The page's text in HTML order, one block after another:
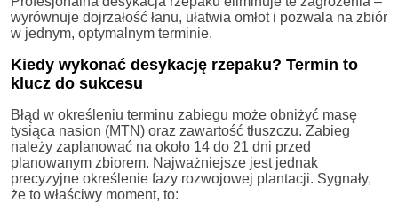
wyrównuje dojrzałość łanu, ułatwia omłot i pozwala na zbiór
w jednym, optymalnym terminie.
Kiedy wykonać desykację rzepaku? Termin to
klucz do sukcesu
Błąd w określeniu terminu zabiegu może obniżyć masę
tysiąca nasion (MTN) oraz zawartość tłuszczu. Zabieg
należy zaplanować na około 14 do 21 dni przed
planowanym zbiorem. Najważniejsze jest jednak
precyzyjne określenie fazy rozwojowej plantacji. Sygnały,
że to właściwy moment, to: